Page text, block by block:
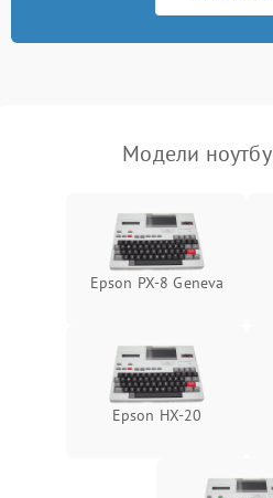
неисправности кулера
пропадание диска
оперативной памяти:
вылеты приложений,
синие экраны
Модели
Epson PX-8 Geneva
Epson HX-20